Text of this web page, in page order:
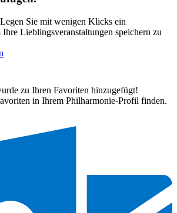
Sie mit wenigen Klicks ein
Lieblingsveranstaltungen speichern zu
zu Ihren Favoriten hinzugefügt!
in Ihrem Philharmonie-Profil finden.